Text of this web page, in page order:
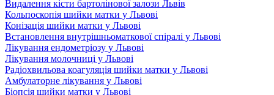
Видалення кісти бартолінової залози Львів
Кольпоскопія шийки матки у Львові
Конізація шийки матки у Львові
Встановлення внутрішньоматкової спіралі у Львові
Лікування ендометріозу у Львові
Лікування молочниці у Львові
Радіохвильова коагуляція шийки матки у Львові
Амбулаторне лікування у Львові
Біопсія шийки матки у Львові